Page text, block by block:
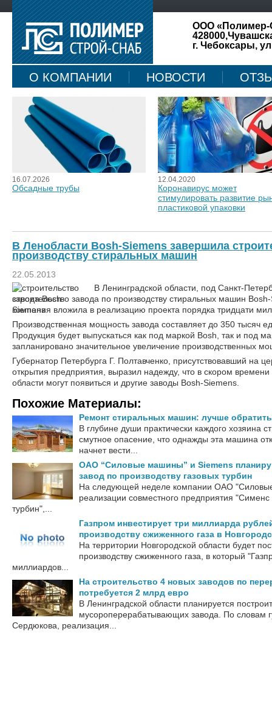
ООО «Полимер-
г. Чебоксары,
О КОМПАНИИ НОВОСТИ
КАРТА САЙТА
16.07.2026
Обсадные трубы
12.04.2020
Коронавирус может
стимулировать развитие
пластиковой упаковки
В Ленобласти Bosh-Siemens завершила
производству стиральных машин
22.05.2013
В Ленинградской области, под Санкт-
строительство завода по производству стиральных машин
компания вложила в реализацию проекта порядка тридцати
Производственная мощность завода составляет до 350 тысяч
Продукция будет выпускаться как под маркой Bosh, так и под
запланировано значительное увеличение производственных
Губернатор Петербурга Г. Полтавченко, присутствовавший на
открытия предприятия, выразил надежду, что в скором
области могут появиться и другие заводы Bosh-Siemens.
Похожие Материалы:
Ремонт стиральных машин: лучше
В глубине души практически каждого хозяина
смутное опасение, что однажды эта машина
начнет вести...
ОАО “Силовые машины” и Siemens
завод по производству газовых турбин
На следующей неделе компании ОАО
реализации совместного предприятия "Сименс
турбин",...
Газпром инвестирует три миллиарда
производству сжиженного газа в
На территории Новгородской области будет
производству сжиженного газа, в который
миллиардов...
На строительство 4 новых заводов по
потребуется 2 млрд евро
В Ленинградской области планируется
мусороперерабатывающих завода. По словам
Сердюкова, реализация...